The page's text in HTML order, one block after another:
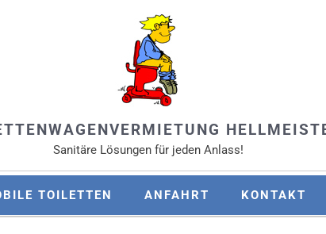
Sanitäre Lösungen für jeden Anlass!
TOILETTEN ANFAHRT KONTAKT